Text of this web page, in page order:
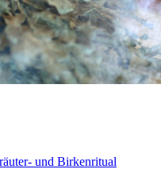
und Birkenritual